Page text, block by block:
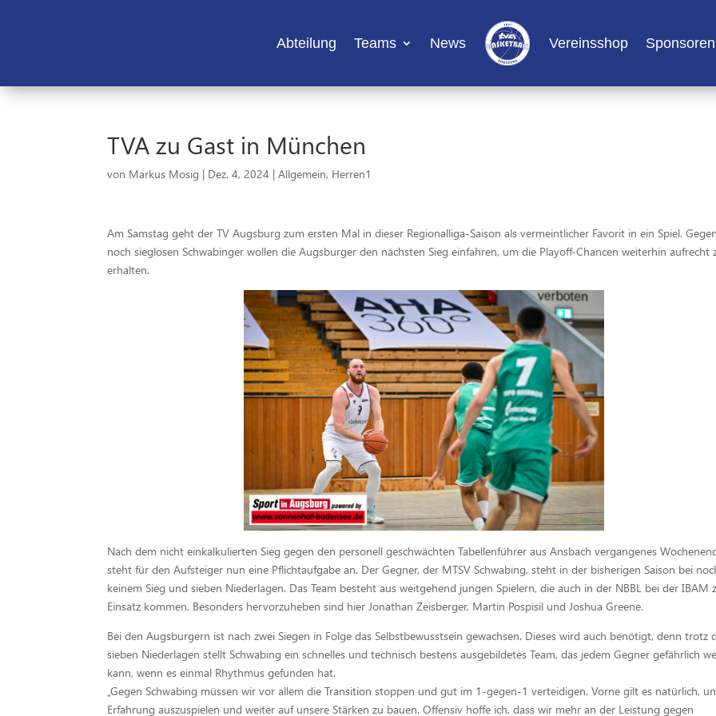
Abteilung Teams News Vereinsshop Sponsoren
TVA zu Gast in München
von Markus Mosig | Dez. 4, 2024 |Allgemein, Herren1
Am Samstag geht der TV Augsburg zum ersten Mal in dieser Regionalliga-Saison als vermeintlicher Favorit in ein Spiel.
noch sieglosen Schwabinger wollen die Augsburger den nächsten Sieg einfahren, um die Playoff-Chancen weiterhin aufrecht
erhalten.
Nach dem nicht einkalkulierten Sieg gegen den personell geschwächten Tabellenführer aus Ansbach vergangenes
steht für den Aufsteiger nun eine Pflichtaufgabe an. Der Gegner, der MTSV Schwabing, steht in der bisherigen Saison bei
keinem Sieg und sieben Niederlagen. Das Team besteht aus weitgehend jungen Spielern, die auch in der NBBL bei der IBAM
Einsatz kommen. Besonders hervorzuheben sind hier Jonathan Zeisberger, Martin Pospisil und Joshua Greene.
Bei den Augsburgern ist nach zwei Siegen in Folge das Selbstbewusstsein gewachsen. Dieses wird auch benötigt, denn trotz
sieben Niederlagen stellt Schwabing ein schnelles und technisch bestens ausgebildetes Team, das jedem Gegner gefährlich
kann, wenn es einmal Rhythmus gefunden hat.
„Gegen Schwabing müssen wir vor allem die Transition stoppen und gut im 1-gegen-1 verteidigen. Vorne gilt es natürlich,
Erfahrung auszuspielen und weiter auf unsere Stärken zu bauen. Offensiv hoffe ich, dass wir mehr an der Leistung gegen